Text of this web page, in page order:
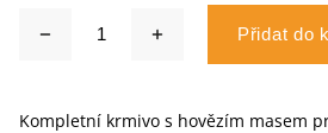
Přidat do
Kompletní krmivo s hovězím masem